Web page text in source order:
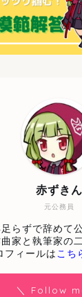
元公務員
赤ずきん
らずで辞めて
家と執筆家の
フィールは こち
＼ Follow